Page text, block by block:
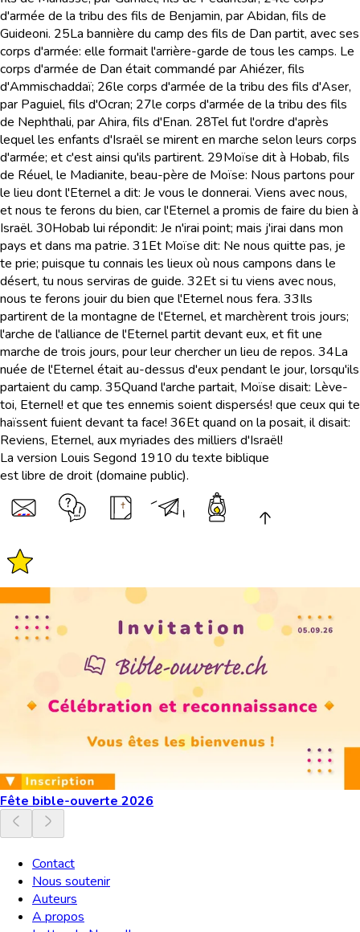
d'armée de la tribu des fils de Benjamin, par Abidan, fils de
Guideoni. 25La bannière du camp des fils de Dan partit, avec ses
corps d'armée: elle formait l'arrière-garde de tous les camps. Le
corps d'armée de Dan était commandé par Ahiézer, fils
d'Ammischaddaï; 26le corps d'armée de la tribu des fils d'Aser,
par Paguiel, fils d'Ocran; 27le corps d'armée de la tribu des fils
de Nephthali, par Ahira, fils d'Enan. 28Tel fut l'ordre d'après
lequel les enfants d'Israël se mirent en marche selon leurs corps
d'armée; et c'est ainsi qu'ils partirent. 29Moïse dit à Hobab, fils
de Réuel, le Madianite, beau-père de Moïse: Nous partons pour
le lieu dont l'Eternel a dit: Je vous le donnerai. Viens avec nous,
et nous te ferons du bien, car l'Eternel a promis de faire du bien à
Israël. 30Hobab lui répondit: Je n'irai point; mais j'irai dans mon
pays et dans ma patrie. 31Et Moïse dit: Ne nous quitte pas, je
te prie; puisque tu connais les lieux où nous campons dans le
désert, tu nous serviras de guide. 32Et si tu viens avec nous,
nous te ferons jouir du bien que l'Eternel nous fera. 33Ils
partirent de la montagne de l'Eternel, et marchèrent trois jours;
l'arche de l'alliance de l'Eternel partit devant eux, et fit une
marche de trois jours, pour leur chercher un lieu de repos. 34La
nuée de l'Eternel était au-dessus d'eux pendant le jour, lorsqu'ils
partaient du camp. 35Quand l'arche partait, Moïse disait: Lève-
toi, Eternel! et que tes ennemis soient dispersés! que ceux qui te
haïssent fuient devant ta face! 36Et quand on la posait, il disait:
Reviens, Eternel, aux myriades des milliers d'Israël!
La version Louis Segond 1910 du texte biblique
est libre de droit (domaine public).
Fête bible-ouverte 2026
Contact
Nous soutenir
Auteurs
A propos